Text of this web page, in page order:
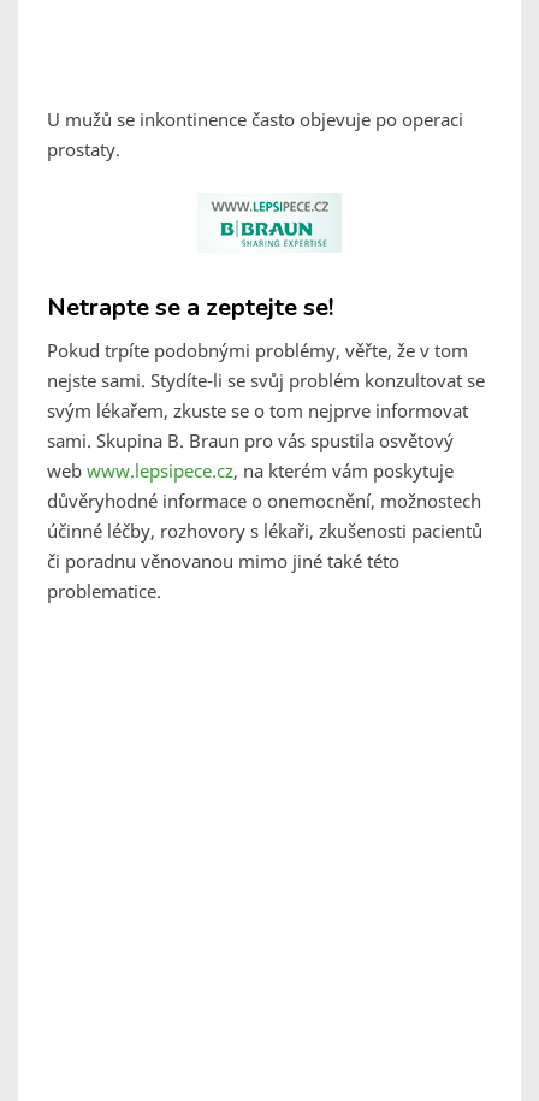
U mužů se inkontinence často objevuje po operaci
prostaty.
Netrapte se a zeptejte se!
Pokud trpíte podobnými problémy, věřte, že v tom
nejste sami. Stydíte-li se svůj problém konzultovat se
svým lékařem, zkuste se o tom nejprve informovat
sami. Skupina B. Braun pro vás spustila osvětový
web www.lepsipece.cz, na kterém vám poskytuje
důvěryhodné informace o onemocnění, možnostech
účinné léčby, rozhovory s lékaři, zkušenosti pacientů
či poradnu věnovanou mimo jiné také této
problematice.